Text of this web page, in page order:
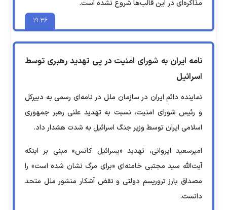
۱۹:۳۶
مذاکره‌ای در این قالب‌ها شروع نشده است.
نامه ایران به شورای امنیت در پی تهدید رهبری توسط
اسرائیل
نماینده دائم ایران در سازمان ملل در نامه‌ای رسمی به دبیرکل
و رئیس شورای امنیت، نسبت به تهدید علنی رهبر جمهوری
اسلامی ایران توسط وزیر جنگ اسرائیل به شدت هشدار داد.
امیرسعید ایروانی، تهدید «یسرائیل کاتس» مبنی بر اینکه
آیت‌الله سید مجتبی خامنه‌ای «برای مرگ نشان شده است» را
مصداق بارز تروریسم دولتی و نقض آشکار منشور ملل متحد
دانست.